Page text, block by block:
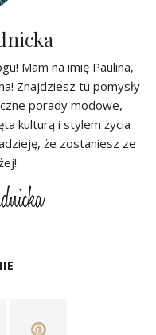
Mam na imię Paulina,
Znajdziesz tu pomysły
porady modowe,
kulturą i stylem życia
że zostaniesz ze